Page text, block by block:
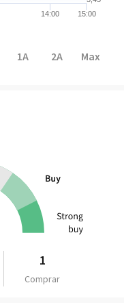
14:00 15:00
1A 2A Max
1
Comprar